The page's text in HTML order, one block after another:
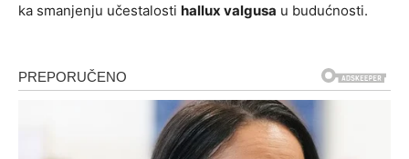
ka smanjenju učestalosti hallux valgusa u budućnosti.